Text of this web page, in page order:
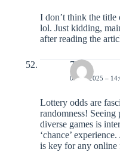
I don’t think the title
lol. Just kidding,
after reading the
77ph
03-12-2025 –
Lottery odds are
randomness!
diverse games is
‘chance’
is key for any online